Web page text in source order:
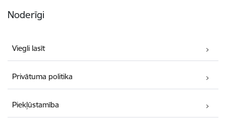
Noderīgi
Viegli lasīt
Privātuma politika
Piekļūstamība